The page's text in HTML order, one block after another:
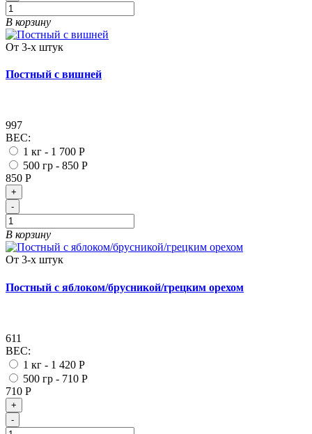
В корзину
От 3-х штук
Постный с вишней
997
ВЕС:
1 кг - 1 700 Р
500 гр - 850 Р
850 Р
+
-
В корзину
От 3-х штук
Постный с яблоком/брусникой/грецким орехом
611
ВЕС:
1 кг - 1 420 Р
500 гр - 710 Р
710 Р
+
-